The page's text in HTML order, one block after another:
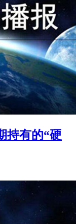
持有的“硬